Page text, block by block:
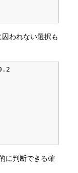
われない選択も
に判断できる確